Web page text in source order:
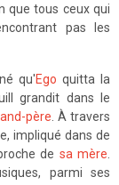
que tous ceux qui
pas les
qu'Ego quitta la
grandit dans le
père. À travers
impliqué dans de
de sa mère.
parmi ses